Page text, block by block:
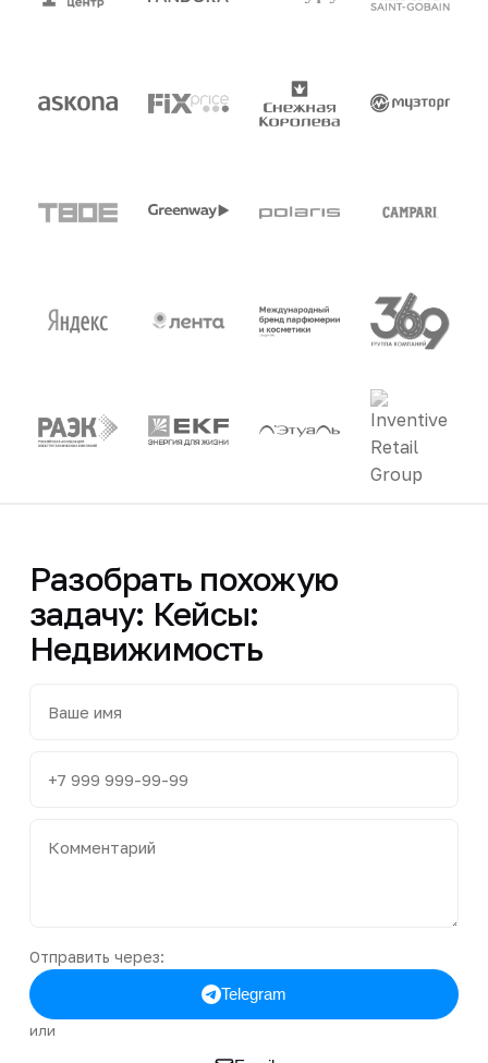
Разобрать похожую
задачу: Кейсы:
Недвижимость
Отправить через:
Telegram
или